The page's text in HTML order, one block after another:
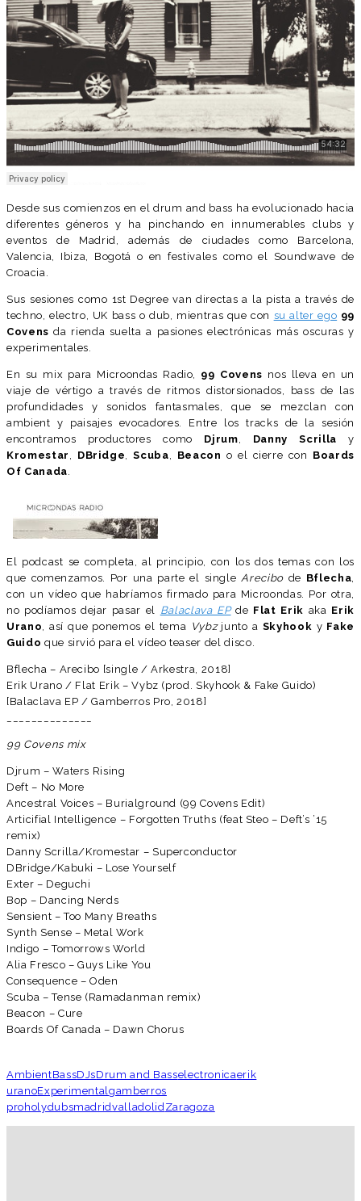
Desde sus comienzos en el drum and bass ha evolucionado hacia
diferentes géneros y ha pinchando en innumerables clubs y
eventos de Madrid, además de ciudades como Barcelona,
Valencia, Ibiza, Bogotá o en festivales como el Soundwave de
Croacia.
Sus sesiones como 1st Degree van directas a la pista a través de
techno, electro, UK bass o dub, mientras que con su alter ego 99
Covens da rienda suelta a pasiones electrónicas más oscuras y
experimentales.
En su mix para Microondas Radio, 99 Covens nos lleva en un
viaje de vértigo a través de ritmos distorsionados, bass de las
profundidades y sonidos fantasmales, que se mezclan con
ambient y paisajes evocadores. Entre los tracks de la sesión
encontramos productores como Djrum Danny Scrilla y
Kromestar
DBridge ,Scuba Beacon o el cierre con Boards
Of Canada
El podcast se completa, al principio, con los dos temas con los
que comenzamos. Por una parte el single Arecibode Bflecha
con un vídeo que habríamos firmado para Microondas. Por otra,
no podíamos dejar pasar el Balaclava EPde Flat Erik aka Erik
Urano , así que ponemos el tema Vybzjunto a Skyhook y Fake
Guido que sirvió para el vídeo teaser del disco.
Bflecha – Arecibo [single / Arkestra, 2018]
Erik Urano / Flat Erik – Vybz (prod. Skyhook & Fake Guido)
[Balaclava EP / Gamberros Pro, 2018]
99 Covens mix
Djrum – Waters Rising
Deft – No More
Ancestral Voices – Burialground (99 Covens Edit)
Articifial Intelligence – Forgotten Truths (feat Steo – Deft’s ’15
remix)
Danny Scrilla/Kromestar – Superconductor
DBridge/Kabuki – Lose Yourself
Exter – Deguchi
Bop – Dancing Nerds
Sensient – Too Many Breaths
Synth Sense – Metal Work
Indigo – Tomorrows World
Alia Fresco – Guys Like You
Consequence – Oden
Scuba – Tense (Ramadanman remix)
Beacon – Cure
Boards Of Canada – Dawn Chorus
AmbientBassDJsDrum and Basselectronicaerik
uranoExperimentalgamberros
proholydubsmadridvalladolid Zaragoza